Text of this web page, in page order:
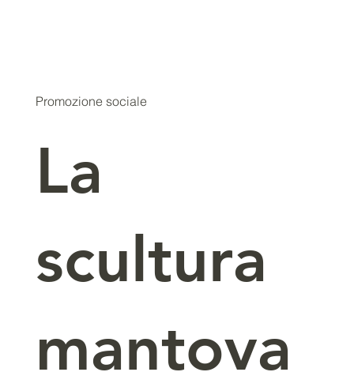
Promozione sociale
La
scultura
mantova